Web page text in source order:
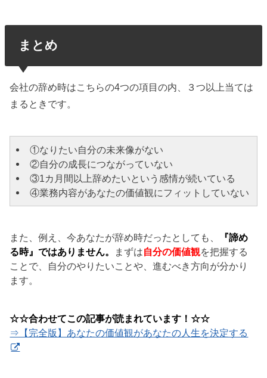
まとめ
会社の辞め時はこちらの4つの項目の内、３つ以上当ては
まるときです。
①なりたい自分の未来像がない
②自分の成長につながっていない
③1カ月間以上辞めたいという感情が続いている
④業務内容があなたの価値観にフィットしていない
また、例え、今あなたが辞め時だったとしても、
『諦め
る時』ではありません。
まずは自分の価値観を把握する
ことで、自分のやりたいことや、進むべき方向が分かり
ます。
☆☆合わせてこの記事が読まれています！☆☆
⇒【完全版】あなたの価値観があなたの人生を決定する